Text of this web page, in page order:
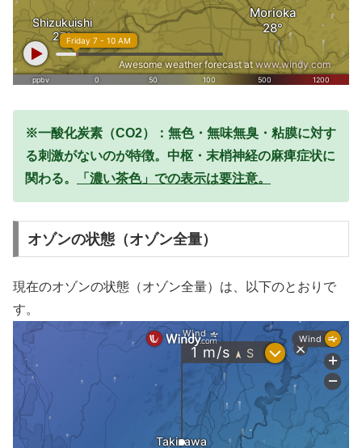
※一酸化炭素（CO2）：無色・無味無臭・粘膜に対す
る刺激がないのが特徴。中枢・末梢神経の麻痺症状に
関わる。
「濃い茶色」での表示は要注意。
オゾンの状態（オゾン全量）
現在のオゾンの状態（オゾン全量）は、以下のとおりで
す。